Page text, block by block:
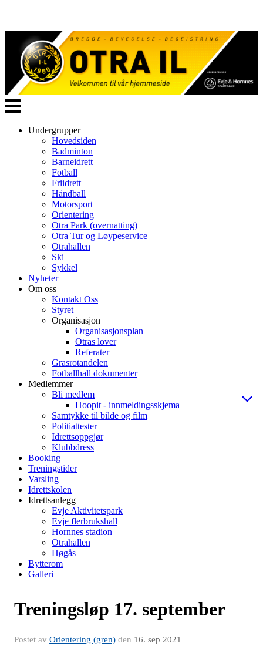
Veksle
navigasjon
Undergrupper
Hovedsiden
Badminton
Barneidrett
Fotball
Friidrett
Håndball
Motorsport
Orientering
Otra Park (overnatting)
Otra Tur og Løypeservice
Otrahallen
Ski
Sykkel
Nyheter
Om oss
Kontakt Oss
Styret
Organisasjon
Organisasjonsplan
Otras lover
Referater
Grasrotandelen
Fotballhall dokumenter
Medlemmer
Bli medlem
Hoopit - innmeldingsskjema
Samtykke til bilde og film
Politiattester
Idrettsoppgjør
Klubbdress
Booking
Treningstider
Varsling
Idrettskolen
Idrettsanlegg
Evje Aktivitetspark
Evje flerbrukshall
Hornnes stadion
Otrahallen
Høgås
Bytterom
Galleri
Treningsløp 17. september
Postet av Orientering (gren) den 16. sep 2021